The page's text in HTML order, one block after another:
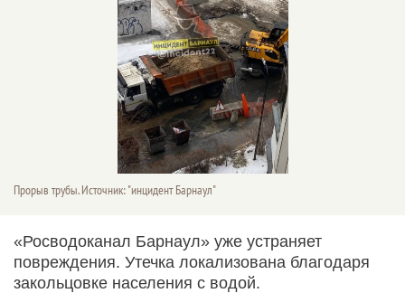
Прорыв трубы. Источник: "инцидент Барнаул"
«Росводоканал Барнаул» уже устраняет
повреждения. Утечка локализована благодаря
закольцовке населения с водой.